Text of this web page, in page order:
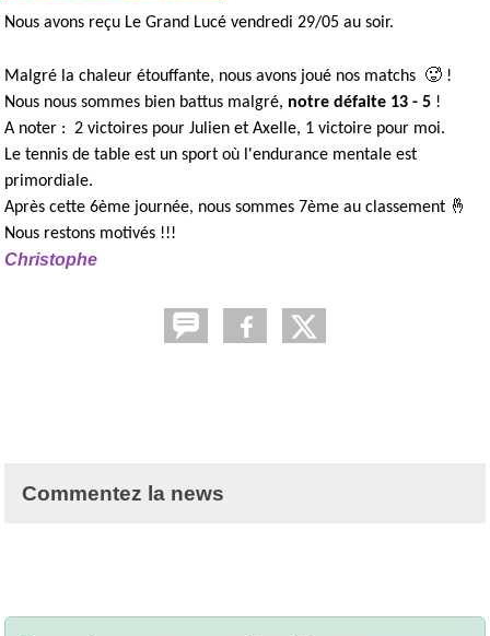
Nous avons reçu Le Grand Lucé vendredi 29/05 au soir.
Malgré la chaleur étouffante, nous avons joué nos matchs 🥵 !
Nous nous sommes bien battus malgré, notre défaite 13 - 5 !
A noter : 2 victoires pour Julien et Axelle, 1 victoire pour moi.
Le tennis de table est un sport où l'endurance mentale est
primordiale.
Après cette 6ème journée, nous sommes 7ème au classement 🤞
Nous restons motivés !!!
Christophe
Commentez la news